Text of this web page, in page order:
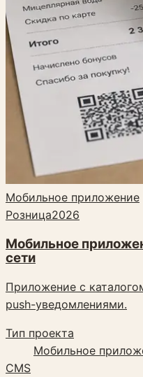
Мобильное приложение
Розница2026
Мобильное
сети
Приложение с
push-уведомлениями.
Тип проекта
Мобильное
CMS